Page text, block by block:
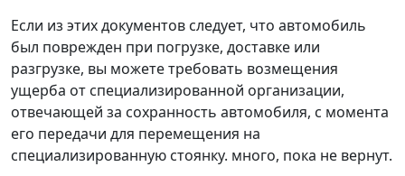
Если из этих документов следует, что автомобиль
был поврежден при погрузке, доставке или
разгрузке, вы можете требовать возмещения
ущерба от специализированной организации,
отвечающей за сохранность автомобиля, с момента
его передачи для перемещения на
специализированную стоянку. много, пока не вернут.